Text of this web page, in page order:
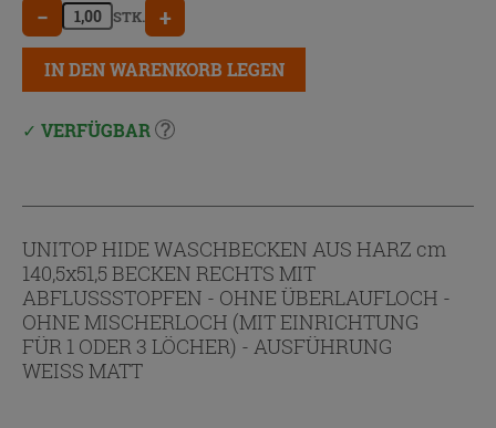
− STK. +
IN DEN WARENKORB LEGEN
VERFÜGBAR
UNITOP HIDE WASCHBECKEN AUS HARZ cm
140,5x51,5 BECKEN RECHTS MIT
ABFLUSSSTOPFEN - OHNE ÜBERLAUFLOCH -
OHNE MISCHERLOCH (MIT EINRICHTUNG
FÜR 1 ODER 3 LÖCHER) - AUSFÜHRUNG
WEISS MATT